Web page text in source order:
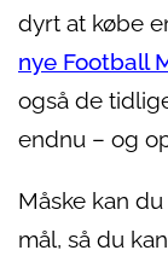
dyrt at købe
nye Football
også de
endnu – og
Måske kan
mål, så du